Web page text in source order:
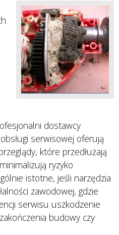
dostawcy
serwisowej oferują
które przedłużają
ryzyko
istotne, jeśli narzędzia
zawodowej, gdzie
serwisu uszkodzenie
budowy czy